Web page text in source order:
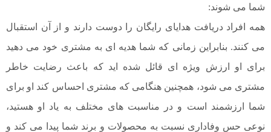
شما می شوند:
همه افراد دریافت هدایای رایگان را دوست دارند و از آن استقبال
می کنند. بنابراین زمانی که شما هدیه ای به مشتری خود می دهید
برای او ارزش ویژه ای قائل شده اید که باعث رضایت خاطر
مشتری می شود، همچنین هنگامی که مشتری احساس کند او برای
شما ارزشمند است و در مناسبت های مختلف به یاد او هستید،
نوعی حس وفاداری نسبت به محصولات و برند شما پیدا می کند و